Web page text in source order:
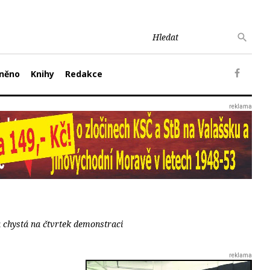
Knihy Redakce
chystá na čtvrtek demonstraci